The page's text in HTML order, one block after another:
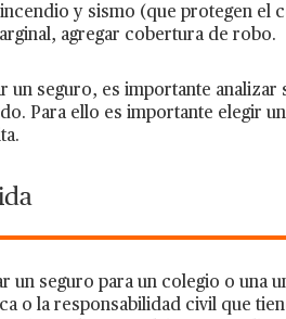
y sismo (que protegen el
agregar cobertura de robo.
un seguro, es importante
Para ello es importante elegir
un seguro para un colegio o una
o la responsabilidad civil que